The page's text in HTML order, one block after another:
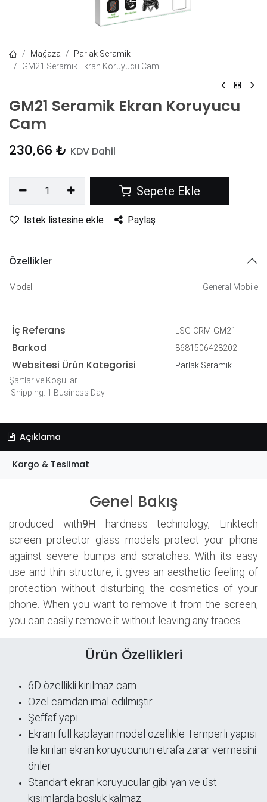
Mağaza
Parlak Seramik
GM21 Seramik Ekran Koruyucu Cam
GM21 Seramik Ekran Koruyucu
Cam
230,66 ₺ KDV Dahil
Sepete Ekle
İstek listesine ekle Paylaş
Özellikler
Model General Mobile
İç Referans LSG-CRM-GM21
Barkod 8681506428202
Websitesi Ürün Kategorisi
Parlak Seramik
Şartlar ve Koşullar
Shipping: 1 Business Day
Açıklama
Kargo & Teslimat
Genel Bakış
produced with9H hardness technology, Linktech
screen protector glass models protect your phone
against severe bumps and scratches. With its easy
use and thin structure, it gives an aesthetic feeling of
protection without disturbing the cosmetics of your
phone. When you want to remove it from the screen,
you can easily remove it without leaving any traces.
Ürün Özellikleri
6D özellikli kırılmaz cam
Özel camdan imal edilmiştir
Şeffaf yapı
​Ekranı full kaplayan model özellikle Temperli yapısı
ile kırılan ekran koruyucunun etrafa zarar vermesini
önler
Standart ekran koruyucular gibi yan ve üst
kısımlarda boşluk kalmaz